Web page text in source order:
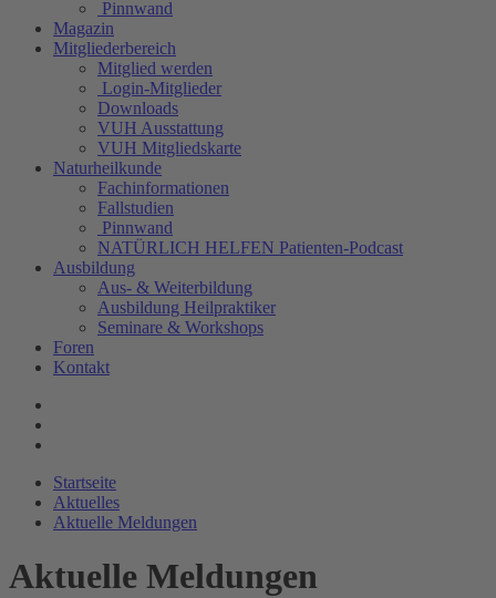
Pinnwand
Magazin
Mitgliederbereich
Mitglied werden
Login-Mitglieder
Downloads
VUH Ausstattung
VUH Mitgliedskarte
Naturheilkunde
Fachinformationen
Fallstudien
Pinnwand
NATÜRLICH HELFEN Patienten-Podcast
Ausbildung
Aus- & Weiterbildung
Ausbildung Heilpraktiker
Seminare & Workshops
Foren
Kontakt
Startseite
Aktuelles
Aktuelle Meldungen
Aktuelle Meldungen